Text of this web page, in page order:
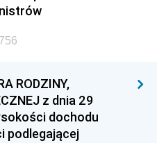
RODZINY,
z dnia 29
dochodu
podlegającej